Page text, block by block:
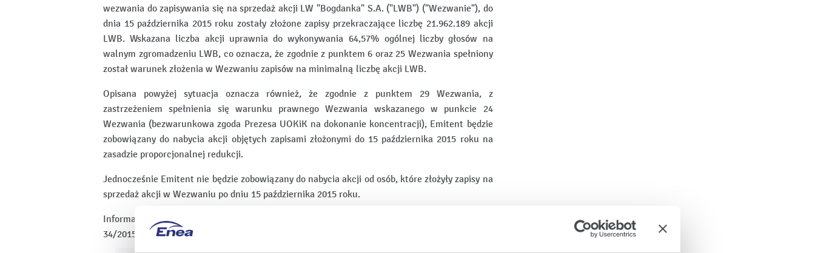
wezwania do zapisywania się na sprzedaż akcji LW "Bogdanka" S.A. ("LWB") ("Wezwanie"), do
dnia 15 października 2015 roku zostały złożone zapisy przekraczające liczbę 21.962.189 akcji
LWB. Wskazana liczba akcji uprawnia do wykonywania 64,57% ogólnej liczby głosów na
walnym zgromadzeniu LWB, co oznacza, że zgodnie z punktem 6 oraz 25 Wezwania spełniony
został warunek złożenia w Wezwaniu zapisów na minimalną liczbę akcji LWB.
Opisana powyżej sytuacja oznacza również, że zgodnie z punktem 29 Wezwania, z
zastrzeżeniem spełnienia się warunku prawnego Wezwania wskazanego w punkcie 24
Wezwania (bezwarunkowa zgoda Prezesa UOKiK na dokonanie koncentracji), Emitent będzie
zobowiązany do nabycia akcji objętych zapisami złożonymi do 15 października 2015 roku na
zasadzie proporcjonalnej redukcji.
Jednocześnie Emitent nie będzie zobowiązany do nabycia akcji od osób, które złożyły zapisy na
sprzedaż akcji w Wezwaniu po dniu 15 października 2015 roku.
Informacja o ogłoszeniu Wezwania została przekazana przez Emitenta raportem bieżącym nr
34/2015.